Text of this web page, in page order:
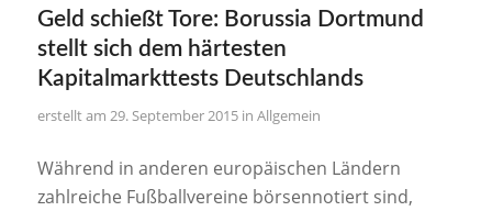
Geld schießt Tore: Borussia Dortmund
stellt sich dem härtesten
Kapitalmarkttests Deutschlands
29. September 2015 in Allgemein
Während in anderen europäischen Ländern
zahlreiche Fußballvereine börsennotiert sind,